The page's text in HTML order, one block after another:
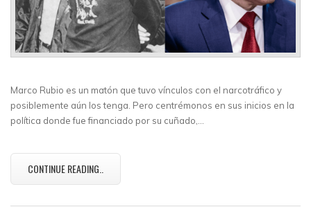
Marco Rubio es un matón que tuvo vínculos con el narcotráfico y
posiblemente aún los tenga. Pero centrémonos en sus inicios en la
política donde fue financiado por su cuñado,…
CONTINUE READING..